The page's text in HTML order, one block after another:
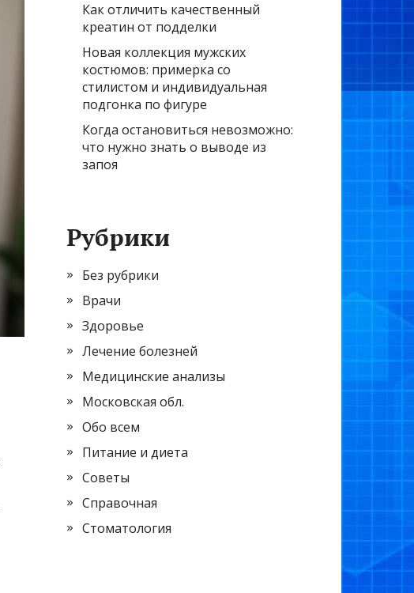
Как отличить качественный
креатин от подделки
Новая коллекция мужских
костюмов: примерка со
стилистом и индивидуальная
подгонка по фигуре
Когда остановиться невозможно:
что нужно знать о выводе из
запоя
Рубрики
Без рубрики
Врачи
Здоровье
Лечение болезней
Медицинские анализы
Московская обл.
Обо всем
Питание и диета
Советы
Справочная
Стоматология